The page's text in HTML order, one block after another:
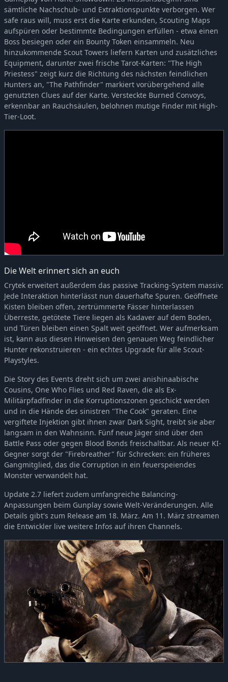
sämtliche Nachschub- und Extraktionspunkte verborgen. Wer
safe raus will, muss erst die Karte erkunden, Scouting Maps
aufspüren oder bestimmte Bedingungen erfüllen - etwa einen
Boss besiegen oder ein Bounty Token einsammeln. Neu
hinzukommende Scout Towers liefern Karten und zusätzliches
Equipment, darunter zwei frische Tarot-Karten: "The High
Priestess" zeigt kurz die Richtung des nächsten feindlichen
Hunters an, "The Pathfinder" markiert vorübergehend alle
genutzten Clues auf der Karte. Versteckte Burned Convoys,
erkennbar an Rauchsäulen, belohnen mutige Finder mit High-
Tier-Loot.
Die Welt erinnert sich an euch
Crytek erweitert außerdem das passive Tracking-System massiv:
Jede Interaktion hinterlässt nun dauerhafte Spuren. Geöffnete
Kisten bleiben offen, zertrümmerte Fässer hinterlassen
Überreste, getötete Tiere liegen als Kadaver auf dem Boden,
und Türen bleiben einen Spalt weit geöffnet. Wer aufmerksam
ist, kann aus diesen Hinweisen den genauen Weg feindlicher
Hunter rekonstruieren - ein echtes Upgrade für alle Scout-
Playstyles.
Die Story des Events dreht sich um zwei anishinaabische
Cousins, One Who Flies und Red Raven, die als Ex-
Militärpfadfinder in die Korruptionszonen geschickt werden
und in die Hände des sinistren "The Cook" geraten. Eine
vergiftete Injektion gibt ihnen zwar Dark Sight, treibt sie aber
langsam in den Wahnsinn. Fünf neue Jäger sind über den
Battle Pass oder gegen Blood Bonds freischaltbar. Als neuer KI-
Gegner sorgt der "Firebreather" für Schrecken: ein früheres
Gangmitglied, das die Corruption in ein feuerspeiendes
Monster verwandelt hat.
Update 2.7 liefert zudem umfangreiche Balancing-
Anpassungen beim Gunplay sowie Welt-Veränderungen. Alle
Details gibt's zum Release am 18. März. Am 11. März streamen
die Entwickler live weitere Infos auf ihren Channels.